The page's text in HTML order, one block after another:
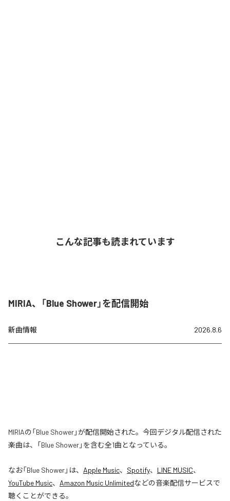
こんな記事も読まれています
MIRIA、「Blue Shower」を配信開始
新曲情報 2026.8.6
MIRIAの「Blue Shower」が配信開始された。今回デジタル配信された
楽曲は、「Blue Shower」を含む全1曲となっている。
なお「Blue Shower」は、 Apple Music、 Spotify、 LINE MUSIC、
YouTube Music、 Amazon Music Unlimitedなどの音楽配信サービスで
聴くことができる。